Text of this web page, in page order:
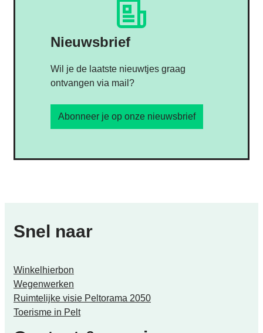
Nieuwsbrief
Wil je de laatste nieuwtjes graag
ontvangen via mail?
Abonneer je op onze nieuwsbrief
Snel naar
Winkelhierbon
Wegenwerken
Ruimtelijke visie Peltorama 2050
Toerisme in Pelt